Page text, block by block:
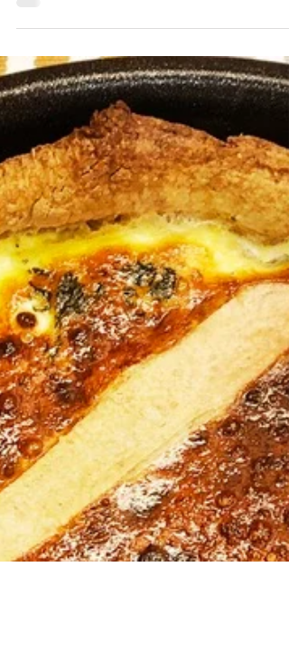
Une nouvelle recette qui combine gourmandise et
frustration ni éviction ;-) Ici, la recette est pensée
vous apporter fibres, vitamines, minéraux, protéines
qualité et limiter les ingrédients pro-inflammatoires.
pâte à tarte est faite sans beurre et donc tout à fait
compatible avec des pathologies comme
l'hypercholestérolémie . Ingrédients et réalisation de
pâte à tarte sans beurre 120 gr de farine d'épeautre
100